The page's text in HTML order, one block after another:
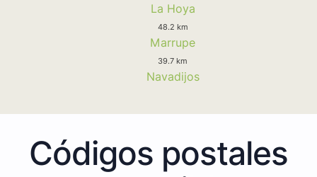
La Hoya
48.2 km
Marrupe
39.7 km
Navadijos
Códigos postales